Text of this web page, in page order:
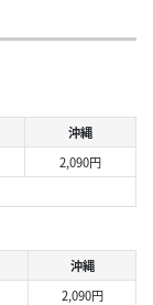
沖縄
2,090円
沖縄
2,090円